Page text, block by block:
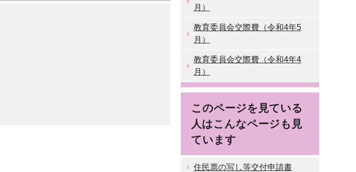
月）
教育委員会交際費（令和4年5
月）
教育委員会交際費（令和4年4
月）
このページを見ている
人はこんなページも見
ています
住民票の写し等交付申請書